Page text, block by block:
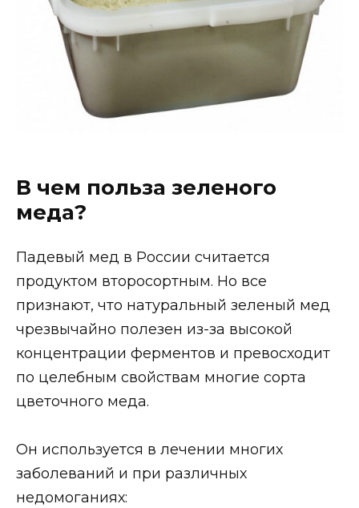
В чем польза зеленого
меда?
Падевый мед в России считается
продуктом второсортным. Но все
признают, что натуральный зеленый мед
чрезвычайно полезен из-за высокой
концентрации ферментов и превосходит
по целебным свойствам многие сорта
цветочного меда.
Он используется в лечении многих
заболеваний и при различных
недомоганиях: